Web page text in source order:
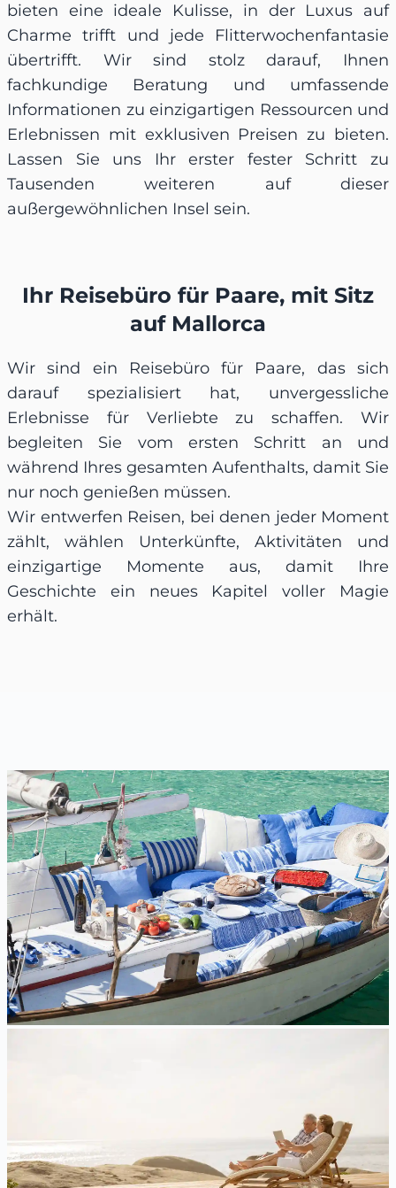
bieten eine ideale Kulisse, in der Luxus auf
Charme trifft und jede Flitterwochenfantasie
übertrifft. Wir sind stolz darauf, Ihnen
fachkundige Beratung und umfassende
Informationen zu einzigartigen Ressourcen und
Erlebnissen mit exklusiven Preisen zu bieten.
Lassen Sie uns Ihr erster fester Schritt zu
Tausenden weiteren auf dieser
außergewöhnlichen Insel sein.
Ihr Reisebüro für Paare, mit Sitz
auf Mallorca
Wir sind ein Reisebüro für Paare, das sich
darauf spezialisiert hat, unvergessliche
Erlebnisse für Verliebte zu schaffen. Wir
begleiten Sie vom ersten Schritt an und
während Ihres gesamten Aufenthalts, damit Sie
nur noch genießen müssen.
Wir entwerfen Reisen, bei denen jeder Moment
zählt, wählen Unterkünfte, Aktivitäten und
einzigartige Momente aus, damit Ihre
Geschichte ein neues Kapitel voller Magie
erhält.